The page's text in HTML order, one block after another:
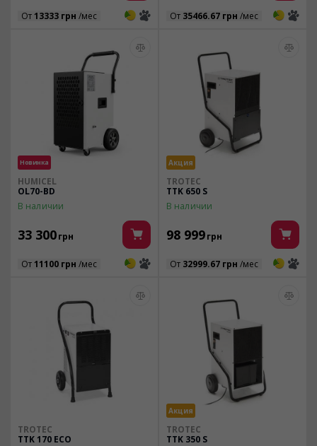
От 13333 грн /мес 3 3 От 35466.67 грн /мес 3 3
Новинка
HUMICEL
OL70-BD
В наличии
33 300грн
От 11100 грн /мес 3 3
Акция
TROTEC
TTK 650 S
В наличии
98 999грн
От 32999.67 грн /мес 3 3
TROTEC
TTK 170 ECO
Акция
TROTEC
TTK 350 S